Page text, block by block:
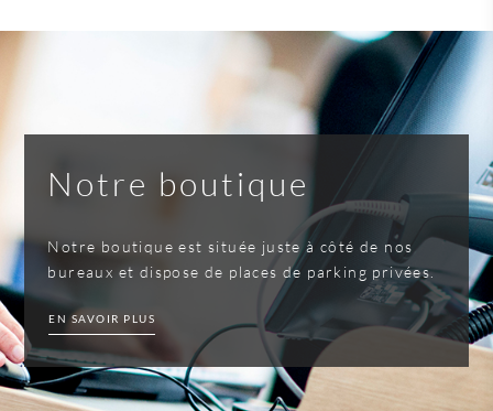
Notre boutique
Notre boutique est située juste à côté de nos
bureaux et dispose de places de parking privées.
EN SAVOIR PLUS